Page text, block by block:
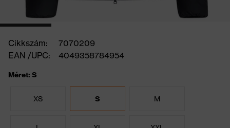
Cikkszám:
7070209
EAN /UPC:
4049358784954
Méret: S
XS S M